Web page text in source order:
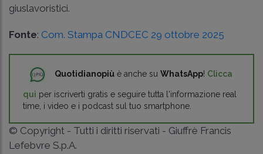
giuslavoristici.
Fonte: Com. Stampa CNDCEC 29 ottobre 2025
Quotidianopiù è anche su WhatsApp! Clicca
qui per iscriverti gratis e seguire tutta l'informazione real
time, i video e i podcast sul tuo smartphone.
© Copyright - Tutti i diritti riservati - Giuffrè Francis
Lefebvre S.p.A.